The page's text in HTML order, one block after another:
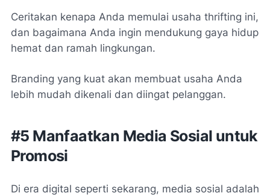
Ceritakan kenapa Anda memulai usaha thrifting ini,
dan bagaimana Anda ingin mendukung gaya hidup
hemat dan ramah lingkungan.
Branding yang kuat akan membuat usaha Anda
lebih mudah dikenali dan diingat pelanggan.
#5 Manfaatkan Media Sosial untuk
Promosi
Di era digital seperti sekarang, media sosial adalah